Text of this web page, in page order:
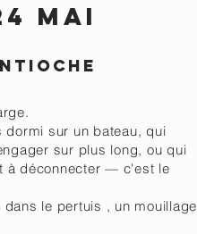
mai
dormi sur un bateau, qui
sur plus long, ou qui
à déconnecter — c'est le
le pertuis , un mouillage